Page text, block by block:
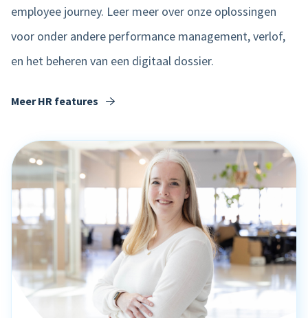
employee journey. Leer meer over onze oplossingen
voor onder andere performance management, verlof,
en het beheren van een digitaal dossier.
Meer HR features